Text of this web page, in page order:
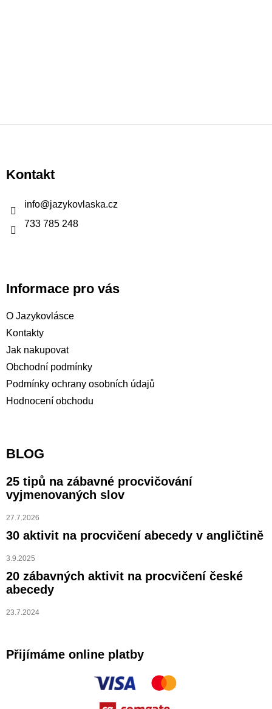
p
aKontakt
info@jazykovlaska.cz
733 785 248
Informace pro vás
O Jazykovlásce
Kontakty
Jak nakupovat
Obchodní podmínky
Podmínky ochrany osobních údajů
Hodnocení obchodu
BLOG
25 tipů na zábavné procvičování
vyjmenovaných slov
27.7.2026
30 aktivit na procvičení abecedy v angličtině
3.9.2025
20 zábavných aktivit na procvičení české
abecedy
23.7.2024
Přijímáme online platby